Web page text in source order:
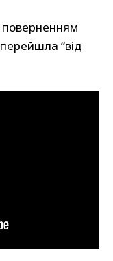
перейшла “від